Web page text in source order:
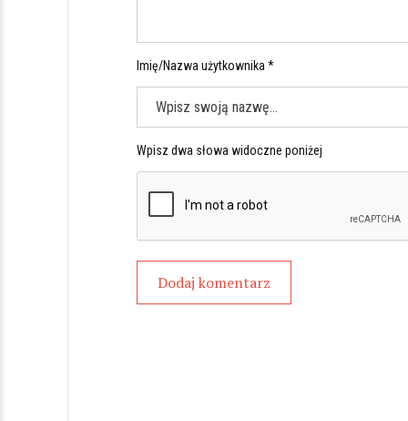
Imię/Nazwa użytkownika *
Wpisz dwa słowa widoczne poniżej